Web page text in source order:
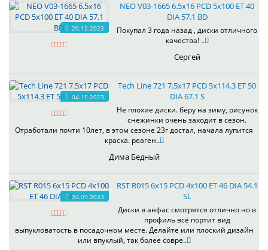
20.12.2023
NEO V03-1665 6.5x16 PCD 5x100 ET 40
DIA 57.1 BD
Покупал 3 года назад , диски отличного
качества! ..
Сергей
04.10.2023
Tech Line 721 7.5x17 PCD 5x114.3 ET 50
DIA 67.1 S
Не плохие диски. беру на зиму, рисунок
снежинки очень заходит в сезон.
Отработали почти 10лет, в этом сезоне 23г достал, начала лупится
краска. реаген..
Дима Бедный
26.09.2023
RST R015 6x15 PCD 4x100 ET 46 DIA 54.1
SL
Диски в анфас смотрятся отлично но в
профиль всё портит вид
выпукловатость в посадочном месте. Делайте или плоский дизайн
или впуклый, так более совре..